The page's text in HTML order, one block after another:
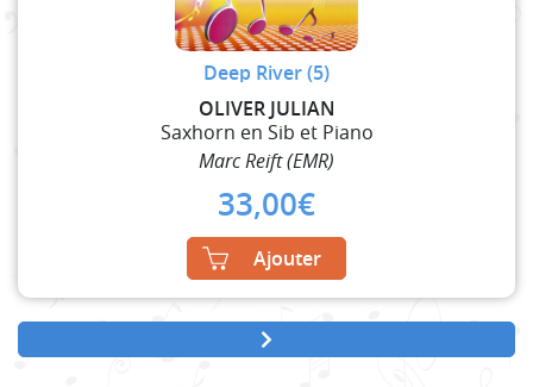
Deep River (5)
OLIVER JULIAN
Saxhorn en Sib et Piano
Marc Reift (EMR)
33,00€
Ajouter